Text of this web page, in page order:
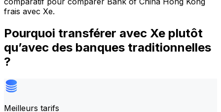
frais avec Xe.
Pourquoi transférer avec Xe plutôt
qu’avec des banques traditionnelles
?
Meilleurs tarifs